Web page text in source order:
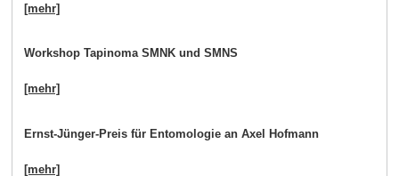
[mehr]
Workshop Tapinoma SMNK und SMNS
[mehr]
Ernst-Jünger-Preis für Entomologie an Axel Hofmann
[mehr]